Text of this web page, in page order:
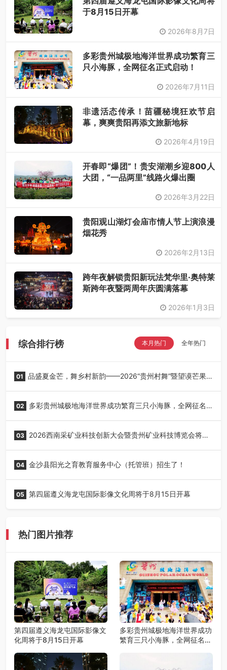
于8月15日开幕
2026年8月7日
多彩贵州城极地海洋世界成功繁育三
只小海豚，全网征名正式启动！
2026年7月11日
非遗活态传承！苗疆秘境狂欢节启
幕，爽爽贵阳再添文旅新地标
2026年4月19日
开春即“爆团”！贵安湖潮乡迎800人
大团，“一品两里”线路火爆出圈
2026年3月22日
贵阳观山湖灯会庙市情人节上演浪漫
烟花秀
2026年2月13日
跨年夜解锁贵阳新玩法梵华里·奥特莱
斯跨年夜暨两周年庆圆满落幕
2026年1月3日
综合排行榜 本月热门 全年热门
01 品盛夏金芒，舞乡村新韵——2026“贵州村舞”暨望谟芒果
02 多彩贵州城极地海洋世界成功繁育三只小海豚，全网征名
03 2026西南采矿业科技创新大会暨贵州矿业科技博览会将在
04 金沙县阳光之育教育服务中心（托管班）招生了！
05 第四届遵义海龙屯国际影像文化周将于8月15日开幕
热门图片推荐
第四届遵义海龙屯国际影像文
化周将于8月15日开幕
多彩贵州城极地海洋世界成功
繁育三只小海豚，全网征名正